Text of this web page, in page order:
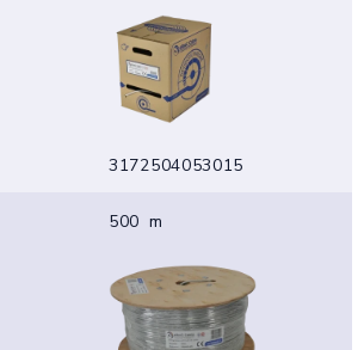
3172504053015
500 m